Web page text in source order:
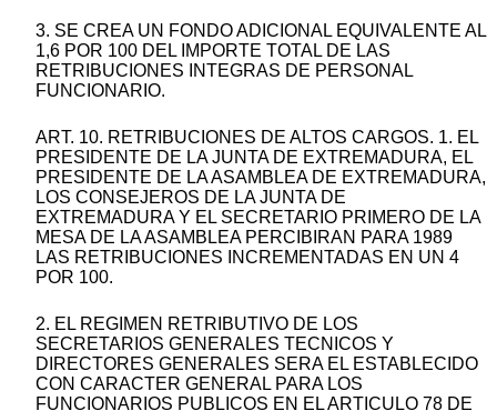
3. SE CREA UN FONDO ADICIONAL EQUIVALENTE AL
1,6 POR 100 DEL IMPORTE TOTAL DE LAS
RETRIBUCIONES INTEGRAS DE PERSONAL
FUNCIONARIO.
ART. 10. RETRIBUCIONES DE ALTOS CARGOS. 1. EL
PRESIDENTE DE LA JUNTA DE EXTREMADURA, EL
PRESIDENTE DE LA ASAMBLEA DE EXTREMADURA,
LOS CONSEJEROS DE LA JUNTA DE
EXTREMADURA Y EL SECRETARIO PRIMERO DE LA
MESA DE LA ASAMBLEA PERCIBIRAN PARA 1989
LAS RETRIBUCIONES INCREMENTADAS EN UN 4
POR 100.
2. EL REGIMEN RETRIBUTIVO DE LOS
SECRETARIOS GENERALES TECNICOS Y
DIRECTORES GENERALES SERA EL ESTABLECIDO
CON CARACTER GENERAL PARA LOS
FUNCIONARIOS PUBLICOS EN EL ARTICULO 78 DE